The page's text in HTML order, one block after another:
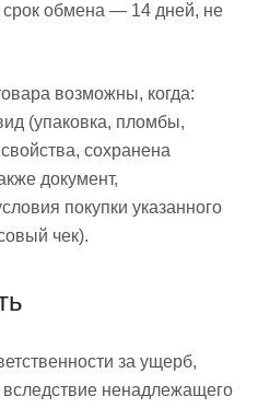
обмена — 14 дней, не
возможны, когда:
(упаковка, пломбы,
сохранена
документ,
покупки указанного
чек).
за ущерб,
ненадлежащего